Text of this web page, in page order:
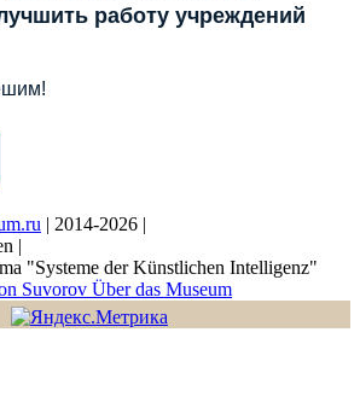
работу учреждений
| 2014-2026 |
|
"Systeme der Künstlichen Intelligenz"
Suvorov Über das Museum